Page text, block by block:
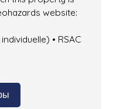
website:
• RSAC